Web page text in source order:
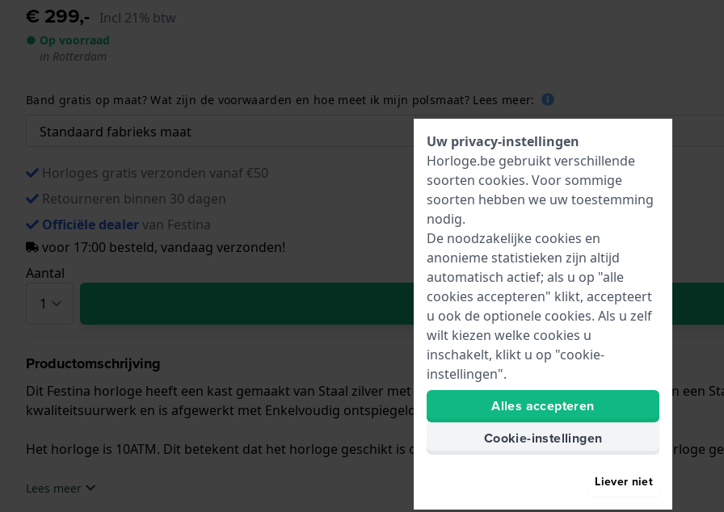
€ 299,- Incl 21% btw
● Op voorraad
in Rotterdam
Band gratis op maat? Wat zijn de voorwaarden en hoe meet ik mijn polsmaat? Lees meer:
Horloges gratis verzonden vanaf €50
Retourneren binnen 30 dagen
Officiële dealervan Festina
voor 17:00 besteld, vandaag verzonden!
Aantal
In Winkelwagen
Productomschrijving
Dit Festina horloge heeft een kast gemaakt van Staal zilver met een diameter van 42 mm en is voorzien van een
kwaliteitsuurwerk en is afgewerkt met Enkelvoudig ontspiegeld saffierglasglas.
Het horloge is 10ATM. Dit betekent dat het horloge geschikt is om mee te zwemmen. Verder wordt het horloge
.Lees meer
Uw privacy-instellingen
Horloge.be gebruikt verschillende
soorten cookies. Voor sommige
soorten hebben we uw toestemming
nodig.
De noodzakelijke cookies en
anonieme statistieken zijn altijd
automatisch actief; als u op "alle
cookies accepteren" klikt, accepteert
u ook de optionele cookies. Als u zelf
wilt kiezen welke cookies u
inschakelt, klikt u op "cookie-
instellingen".
Alles accepteren
Cookie-instellingen
Liever niet